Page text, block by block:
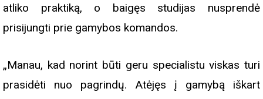
atliko praktiką, o baigęs studijas nusprendė
prisijungti prie gamybos komandos.
„Manau, kad norint būti geru specialistu viskas turi
prasidėti nuo pagrindų. Atėjęs į gamybą iškart